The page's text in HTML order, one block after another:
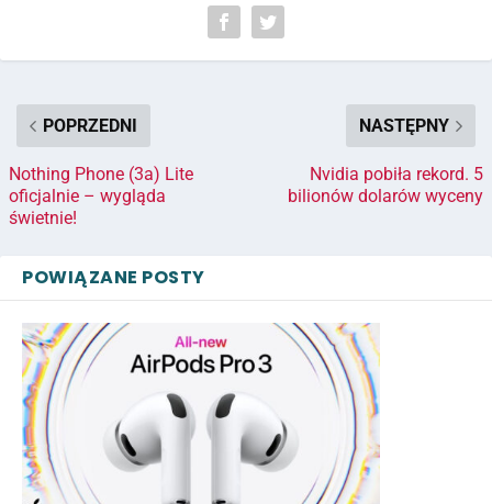
POPRZEDNI
Nothing Phone (3a) Lite
oficjalnie – wygląda
świetnie!
NASTĘPNY
Nvidia pobiła rekord. 5
bilionów dolarów wyceny
POWIĄZANE POSTY